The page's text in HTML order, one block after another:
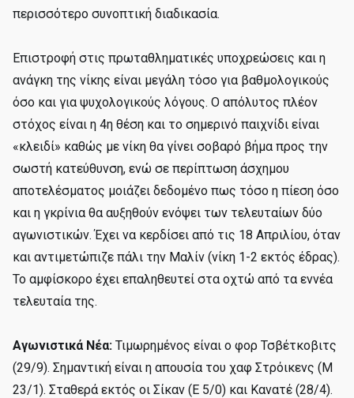
περισσότερο συνοπτική διαδικασία.
Επιστροφή στις πρωταθληματικές υποχρεώσεις και η
ανάγκη της νίκης είναι μεγάλη τόσο για βαθμολογικούς
όσο και για ψυχολογικούς λόγους. Ο απόλυτος πλέον
στόχος είναι η 4η θέση και το σημερινό παιχνίδι είναι
«κλειδί» καθώς με νίκη θα γίνει σοβαρό βήμα προς την
σωστή κατεύθυνση, ενώ σε περίπτωση άσχημου
αποτελέσματος μοιάζει δεδομένο πως τόσο η πίεση όσο
και η γκρίνια θα αυξηθούν ενόψει των τελευταίων δύο
αγωνιστικών. Έχει να κερδίσει από τις 18 Απριλίου, όταν
και αντιμετώπιζε πάλι την Μαλίν (νίκη 1-2 εκτός έδρας).
Το αμφίσκορο έχει επαληθευτεί στα οχτώ από τα εννέα
τελευταία της.
Αγωνιστικά Νέα: Τιμωρημένος είναι ο φορ Τσβέτκοβιτς
(29/9). Σημαντική είναι η απουσία του χαφ Στρόικενς (Μ
23/1). Σταθερά εκτός οι Σίκαν (Ε 5/0) και Κανατέ (28/4).